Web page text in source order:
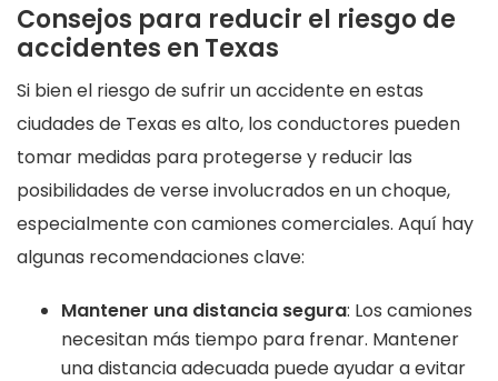
Consejos para reducir el riesgo de
accidentes en Texas
Si bien el riesgo de sufrir un accidente en estas
ciudades de Texas es alto, los conductores pueden
tomar medidas para protegerse y reducir las
posibilidades de verse involucrados en un choque,
especialmente con camiones comerciales. Aquí hay
algunas recomendaciones clave:
Mantener una distancia segura: Los camiones
necesitan más tiempo para frenar. Mantener
una distancia adecuada puede ayudar a evitar